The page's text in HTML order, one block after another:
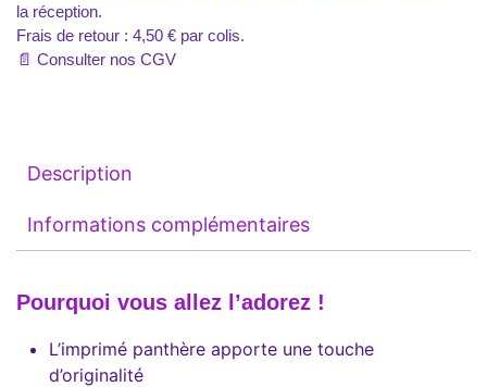
la réception.
Frais de retour : 4,50 € par colis.
📄 Consulter nos CGV
Description
Informations complémentaires
Pourquoi vous allez l’adorez !
L’imprimé panthère apporte une touche
d’originalité